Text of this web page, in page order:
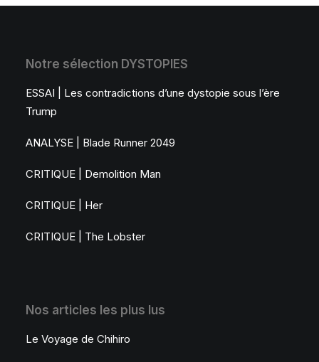
Notre sélection DYSTOPIES
ESSAI | Les contradictions d’une dystopie sous l’ère
Trump
ANALYSE | Blade Runner 2049
CRITIQUE | Demolition Man
CRITIQUE | Her
CRITIQUE | The Lobster
Nos articles les plus lus
Le Voyage de Chihiro